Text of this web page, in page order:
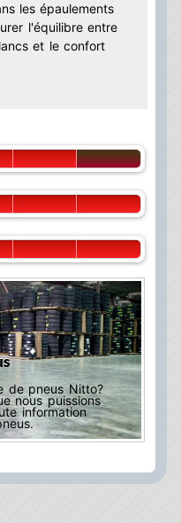
les épaulements
l'équilibre entre
et le confort
de pneus Nitto?
nous puissions
information